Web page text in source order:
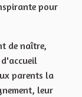
pour
de naître,
parents la
leur